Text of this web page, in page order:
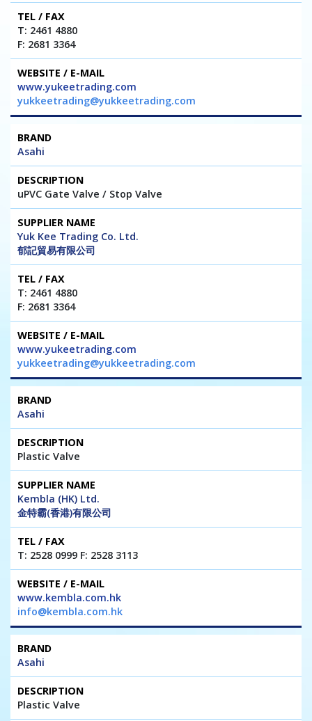
T: 2461 4880
F: 2681 3364
www.yukeetrading.com
yukkeetrading@yukkeetrading.com
Asahi
uPVC Gate Valve / Stop Valve
Yuk Kee Trading Co. Ltd.
郁記貿易有限公司
T: 2461 4880
F: 2681 3364
www.yukeetrading.com
yukkeetrading@yukkeetrading.com
Asahi
Plastic Valve
Kembla (HK) Ltd.
金特霸(香港)有限公司
T: 2528 0999 F: 2528 3113
www.kembla.com.hk
info@kembla.com.hk
Asahi
Plastic Valve